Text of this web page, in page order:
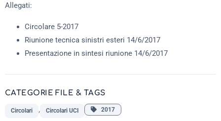
Allegati:
Circolare 5-2017
Riunione tecnica sinistri esteri 14/6/2017
Presentazione in sintesi riunione 14/6/2017
CATEGORIE FILE & TAGS
Circolari , Circolari UCI 2017